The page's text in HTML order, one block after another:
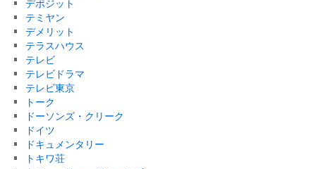
デポジット
テミヤン
デメリット
テラスハウス
テレビ
テレビドラマ
テレビ東京
トーク
ドーソンズ・クリーク
ドイツ
ドキュメンタリー
トキワ荘